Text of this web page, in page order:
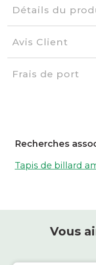
Détails du
Avis Client
Frais de port
Recherches
Tapis de billard
Vous